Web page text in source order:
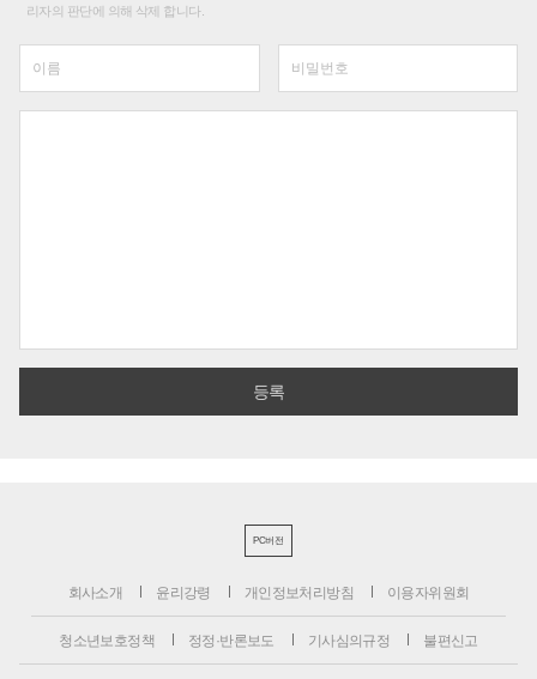
리자의 판단에 의해 삭제 합니다.
PC버전
회사소개 윤리강령 개인정보처리방침 이용자위원회
청소년보호정책 정정·반론보도 기사심의규정 불편신고